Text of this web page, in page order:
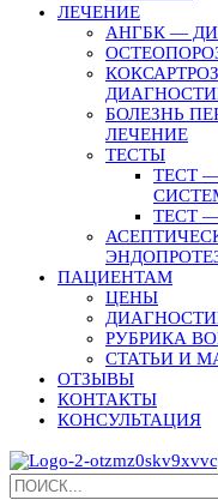
ЛЕЧЕНИЕ
АНГБК —
БОЛЕЗНЬ
ЛЕЧЕНИЕ
ТЕСТЫ
ТЕСТ
ТЕСТ
ПАЦИЕНТАМ
ЦЕНЫ
РУБРИКА
СТАТЬИ И
ОТЗЫВЫ
КОНТАКТЫ
КОНСУЛЬТАЦИЯ